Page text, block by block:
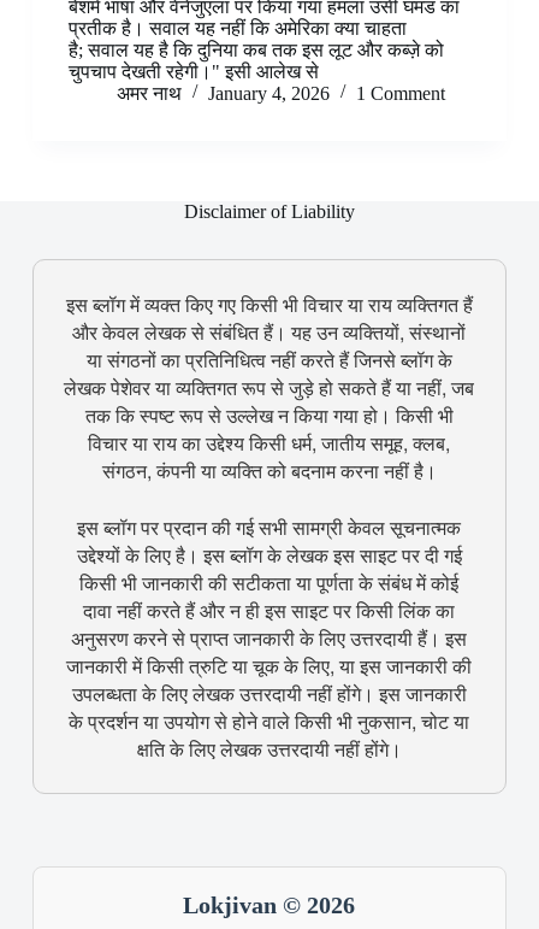
बेशर्म भाषा और वेनेजुएला पर किया गया हमला उसी घमंड का
प्रतीक है। सवाल यह नहीं कि अमेरिका क्या चाहता
है; सवाल यह है कि दुनिया कब तक इस लूट और कब्ज़े को
चुपचाप देखती रहेगी।" इसी आलेख से
अमर नाथ
January 4, 2026 1 Comment
Disclaimer of Liability
इस ब्लॉग में व्यक्त किए गए किसी भी विचार या राय व्यक्तिगत हैं
और केवल लेखक से संबंधित हैं। यह उन व्यक्तियों, संस्थानों
या संगठनों का प्रतिनिधित्व नहीं करते हैं जिनसे ब्लॉग के
लेखक पेशेवर या व्यक्तिगत रूप से जुड़े हो सकते हैं या नहीं, जब
तक कि स्पष्ट रूप से उल्लेख न किया गया हो। किसी भी
विचार या राय का उद्देश्य किसी धर्म, जातीय समूह, क्लब,
संगठन, कंपनी या व्यक्ति को बदनाम करना नहीं है।
इस ब्लॉग पर प्रदान की गई सभी सामग्री केवल सूचनात्मक
उद्देश्यों के लिए है। इस ब्लॉग के लेखक इस साइट पर दी गई
किसी भी जानकारी की सटीकता या पूर्णता के संबंध में कोई
दावा नहीं करते हैं और न ही इस साइट पर किसी लिंक का
अनुसरण करने से प्राप्त जानकारी के लिए उत्तरदायी हैं। इस
जानकारी में किसी त्रुटि या चूक के लिए, या इस जानकारी की
उपलब्धता के लिए लेखक उत्तरदायी नहीं होंगे। इस जानकारी
के प्रदर्शन या उपयोग से होने वाले किसी भी नुकसान, चोट या
क्षति के लिए लेखक उत्तरदायी नहीं होंगे।
Lokjivan © 2026